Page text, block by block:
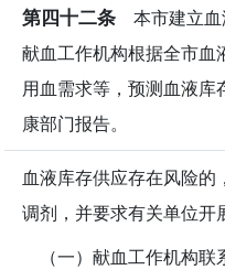
第四十二条 本市建立血
献血工作机构根据全市血
用血需求等，预测血液库
康部门报告。
血液库存供应存在风险
调剂，并要求有关单位开
（一）献血工作机构